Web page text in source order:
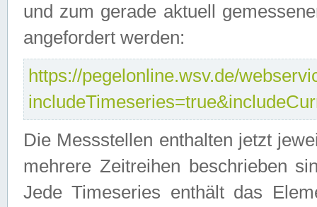
und zum gerade aktuell
angefordert werden:
https://pegelonline.wsv.de/
Die Messstellen enthalten jetzt
mehrere Zeitreihen beschrieben
Jede Timeseries enthält das